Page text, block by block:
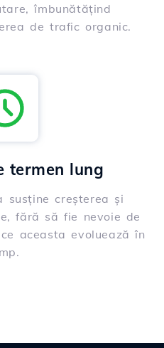
îmbunătățind
de trafic organic.
termen lung
susține creșterea și
fără să fie nevoie de
aceasta evoluează în